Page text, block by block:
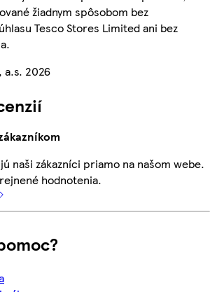
žiadnym spôsobom bez
Tesco Stores Limited ani bez
a.s. 2026
naši zákazníci priamo na našom webe.
hodnotenia.